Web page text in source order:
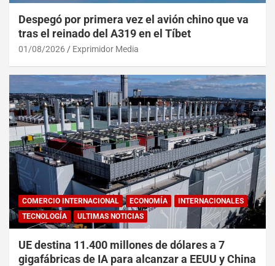
Despegó por primera vez el avión chino que va
tras el reinado del A319 en el Tíbet
01/08/2026 Exprimidor Media
COMERCIO INTERNACIONAL ECONOMÍA
INTERNACIONALES
TECNOLOGÍA
ULTIMAS NOTICIAS
UE destina 11.400 millones de dólares a 7
gigafábricas de IA para alcanzar a EEUU y China